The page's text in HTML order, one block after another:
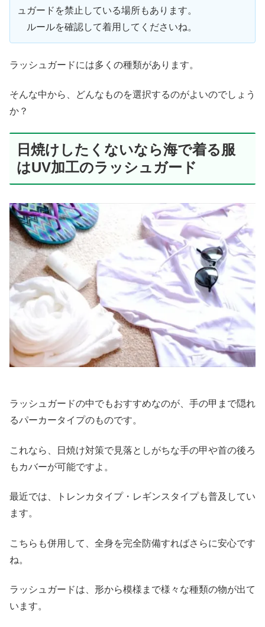
ュガードを禁止している場所もあります。
ルールを確認して着用してくださいね。
ラッシュガードには多くの種類があります。
そんな中から、どんなものを選択するのがよいのでしょう
か？
日焼けしたくないなら海で着る服
はUV加工のラッシュガード
ラッシュガードの中でもおすすめなのが、手の甲まで隠れ
るパーカータイプのものです。
これなら、日焼け対策で見落としがちな手の甲や首の後ろ
もカバーが可能ですよ。
最近では、トレンカタイプ・レギンスタイプも普及してい
ます。
こちらも併用して、全身を完全防備すればさらに安心です
ね。
ラッシュガードは、形から模様まで様々な種類の物が出て
います。